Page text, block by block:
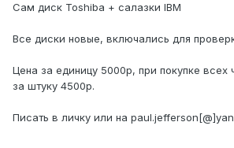
Сам диск Toshiba + салазки IBM
Все диски новые, включались для
Цена за единицу 5000р, при покупке всех
за штуку 4500р.
Писать в личку или на